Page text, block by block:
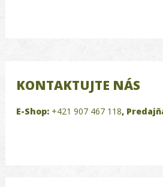
KONTAKTUJTE NÁS
E-Shop: +421 907 467 118,